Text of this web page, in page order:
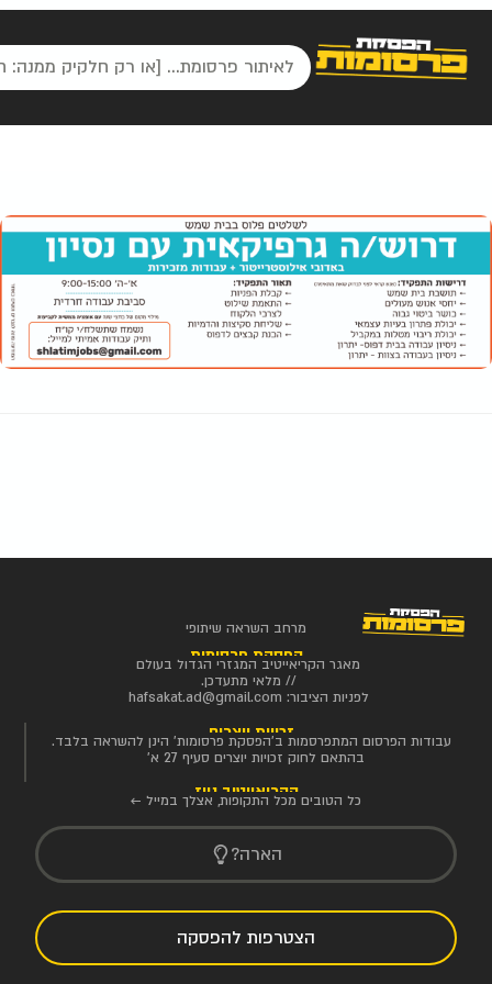
מרחב השראה שיתופי
הפסקת פרסומות
מאגר הקריאייטיב המגזרי הגדול בעולם
// מלאי מתעדכן.
לפניות הציבור: hafsakat.ad@gmail.com
זכויות יוצרים
עבודות הפרסום המתפרסמות ב'הפסקת פרסומות' הינן להשראה בלבד.
בהתאם לחוק זכויות יוצרים סעיף 27 א'
הקריאייטיב ניוז
כל הטובים מכל התקופות, אצלך במייל ←
הארה?
הצטרפות להפסקה